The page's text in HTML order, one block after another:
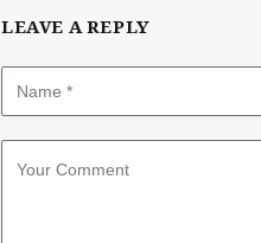
LEAVE A REPLY